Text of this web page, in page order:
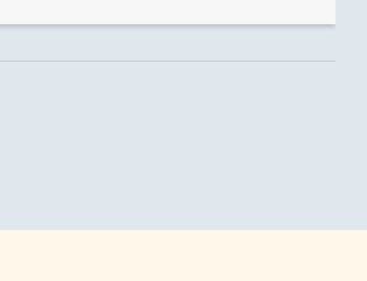
récoltés lors de cette soirée iront à